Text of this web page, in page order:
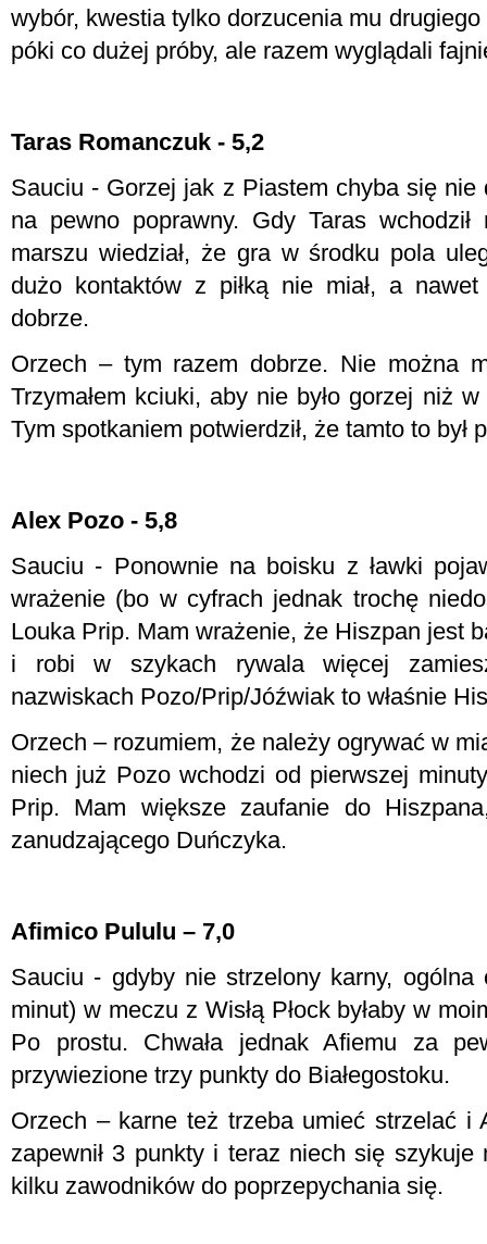
wybór, kwestia tylko dorzucenia mu
póki co dużej próby, ale razem wyglądali
Taras Romanczuk - 5,2
Sauciu - Gorzej jak z Piastem chyba się nie
na pewno poprawny. Gdy Taras
marszu wiedział, że gra w środku pola
dużo kontaktów z piłką nie miał, a
dobrze.
Orzech – tym razem dobrze. Nie można
Trzymałem kciuki, aby nie było gorzej niż
Tym spotkaniem potwierdził, że tamto to był
Alex Pozo - 5,8
Sauciu - Ponownie na boisku z ławki
wrażenie (bo w cyfrach jednak trochę
Louka Prip. Mam wrażenie, że Hiszpan jest
i robi w szykach rywala więcej
nazwiskach Pozo/Prip/Jóźwiak to właśnie
Orzech – rozumiem, że należy ogrywać w
niech już Pozo wchodzi od pierwszej
Prip. Mam większe zaufanie do
zanudzającego Duńczyka.
Afimico Pululu – 7,0
Sauciu - gdyby nie strzelony karny,
minut) w meczu z Wisłą Płock byłaby w
Po prostu. Chwała jednak Afiemu za
przywiezione trzy punkty do Białegostoku.
Orzech – karne też trzeba umieć strzelać i
zapewnił 3 punkty i teraz niech się
kilku zawodników do poprzepychania się.